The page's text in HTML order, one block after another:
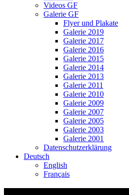
Videos GF
Galerie GF
Flyer und Plakate
Galerie 2019
Galerie 2017
Galerie 2016
Galerie 2015
Galerie 2014
Galerie 2013
Galerie 2011
Galerie 2010
Galerie 2009
Galerie 2007
Galerie 2005
Galerie 2003
Galerie 2001
Datenschutzerklärung
Deutsch
English
Français